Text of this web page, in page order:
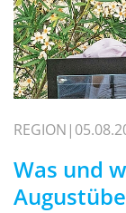
REGION
Was und